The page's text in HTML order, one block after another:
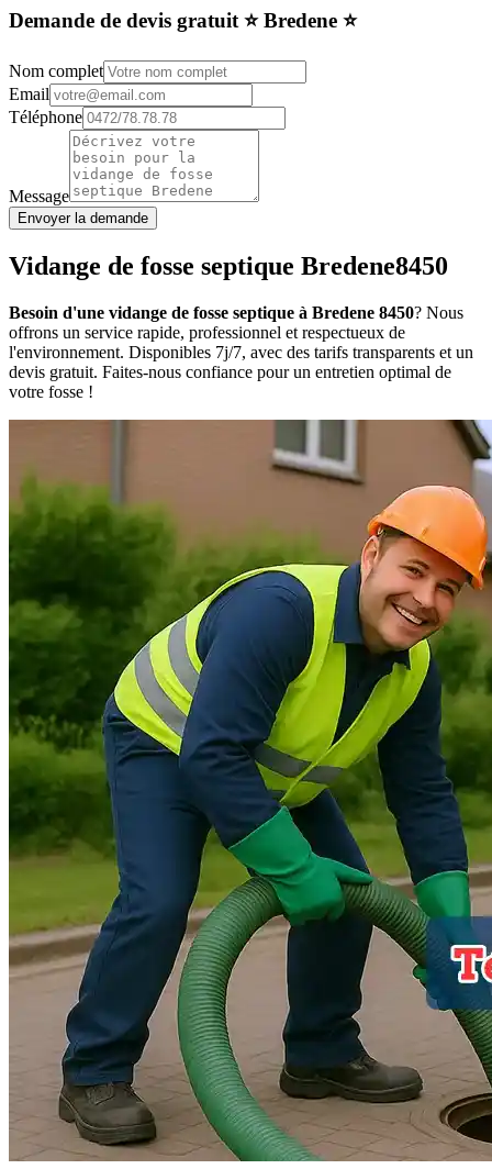
Demande de devis gratuit ⭐️ Bredene ⭐️
Nom complet
Email
Téléphone
Message
Envoyer la demande
Vidange de fosse septique Bredene8450
Besoin d'une vidange de fosse septique à Bredene 8450? Nous
offrons un service rapide, professionnel et respectueux de
l'environnement. Disponibles 7j/7, avec des tarifs transparents et un
devis gratuit. Faites-nous confiance pour un entretien optimal de
votre fosse !